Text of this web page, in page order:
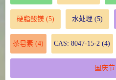
硬脂酸镁(5) 水处理 (5)
茶皂素 (4) CAS: 8047-15-2 (4)
国庆节